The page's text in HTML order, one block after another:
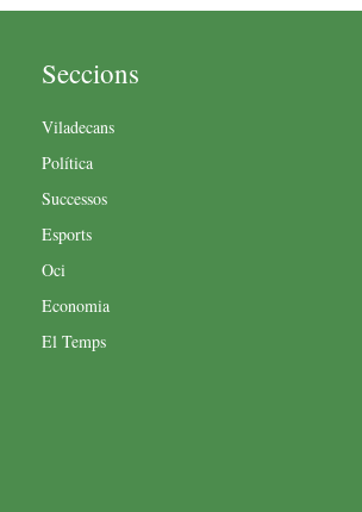
Seccions
Viladecans
Política
Successos
Esports
Oci
Economia
El Temps